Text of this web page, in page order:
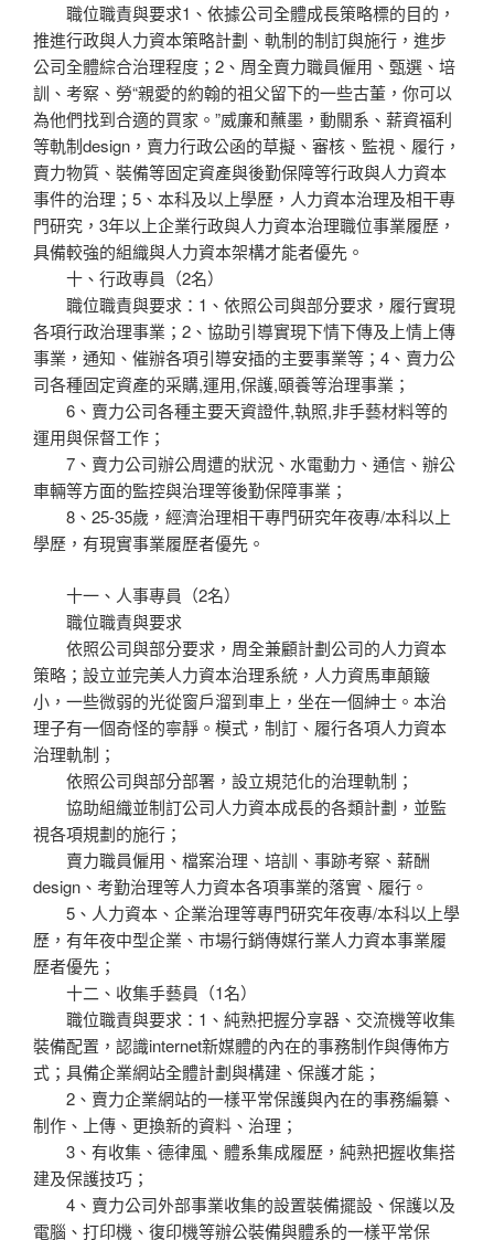
職位職責與要求1、依據公司全體成長策略標的目的，
推進行政與人力資本策略計劃、軌制的制訂與施行，進步
公司全體綜合治理程度；2、周全賣力職員僱用、甄選、培
訓、考察、勞“親愛的約翰的祖父留下的一些古董，你可以
為他們找到合適的買家。”威廉和蘸墨，動關系、薪資福利
等軌制design，賣力行政公函的草擬、審核、監視、履行，
賣力物質、裝備等固定資產與後勤保障等行政與人力資本
事件的治理；5、本科及以上學歷，人力資本治理及相干專
門研究，3年以上企業行政與人力資本治理職位事業履歷，
具備較強的組織與人力資本架構才能者優先。
十、行政專員（2名）
職位職責與要求：1、依照公司與部分要求，履行實現
各項行政治理事業；2、協助引導實現下情下傳及上情上傳
事業，通知、催辦各項引導安插的主要事業等；4、賣力公
司各種固定資產的采購,運用,保護,頤養等治理事業；
6、賣力公司各種主要天資證件,執照,非手藝材料等的
運用與保督工作；
7、賣力公司辦公周遭的狀況、水電動力、通信、辦公
車輛等方面的監控與治理等後勤保障事業；
8、25-35歲，經濟治理相干專門研究年夜專/本科以上
學歷，有現實事業履歷者優先。
十一、人事專員（2名）
職位職責與要求
依照公司與部分要求，周全兼顧計劃公司的人力資本
策略；設立並完美人力資本治理系統，人力資馬車顛簸
小，一些微弱的光從窗戶溜到車上，坐在一個紳士。本治
理子有一個奇怪的寧靜。模式，制訂、履行各項人力資本
治理軌制；
依照公司與部分部署，設立規范化的治理軌制；
協助組織並制訂公司人力資本成長的各類計劃，並監
視各項規劃的施行；
賣力職員僱用、檔案治理、培訓、事跡考察、薪酬
design、考勤治理等人力資本各項事業的落實、履行。
5、人力資本、企業治理等專門研究年夜專/本科以上學
歷，有年夜中型企業、市場行銷傳媒行業人力資本事業履
歷者優先；
十二、收集手藝員（1名）
職位職責與要求：1、純熟把握分享器、交流機等收集
裝備配置，認識internet新媒體的內在的事務制作與傳佈方
式；具備企業網站全體計劃與構建、保護才能；
2、賣力企業網站的一樣平常保護與內在的事務編纂、
制作、上傳、更換新的資料、治理；
3、有收集、德律風、體系集成履歷，純熟把握收集搭
建及保護技巧；
4、賣力公司外部事業收集的設置裝備擺設、保護以及
電腦、打印機、復印機等辦公裝備與體系的一樣平常保